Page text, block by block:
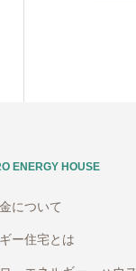
ENERGY HOUSE
について
ー住宅とは